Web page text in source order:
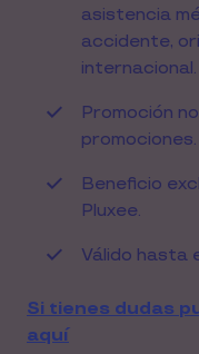
asistencia
accidente,
internacional.
Promoción
promociones.
Beneficio
Pluxee.
Válido hasta
Si tienes dudas
aquí